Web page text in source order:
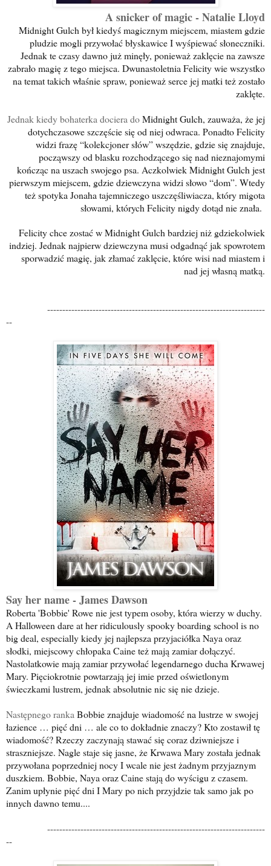
A snicker of magic - Natalie Lloyd
Midnight Gulch był kiedyś magicznym miejscem, miastem gdzie
pludzie mogli przywołać błyskawice I wyśpiewać słoneczniki.
Jednak te czasy dawno już minęły, ponieważ zaklęcie na zawsze
zabrało magię z tego miejsca. Dwunastoletnia Felicity wie wszystko
na temat takich właśnie spraw, ponieważ serce jej matki też zostało
zaklęte.
Jednak kiedy bohaterka dociera doMidnight Gulch, zauważa, że jej
dotychczasowe szczęście się od niej odwraca. Ponadto Felicity
widzi frazę “kolekcjoner słów” wszędzie, gdzie się znajduje,
począwszy od blasku rozchodzącego się nad nieznajomymi
kończąc na uszach swojego psa. Aczkolwiek Midnight Gulch jest
pierwszym miejscem, gdzie dziewczyna widzi słowo “dom”. Wtedy
też spotyka Jonaha tajemniczego uszczęśliwiacza, który migota
słowami, których Felicity nigdy dotąd nie znała.
Felicity chce zostać w Midnight Gulch bardziej niż gdziekolwiek
indziej. Jednak najpierw dziewczyna musi odgadnąć jak spowrotem
sporwadzić magię, jak złamać zaklęcie, które wisi nad miastem i
nad jej własną matką.
------------------------------------------------------------------------
--
Say her name - James Dawson
Roberta 'Bobbie' Rowe nie jest typem osoby, która wierzy w duchy.
A Halloween dare at her ridiculously spooky boarding school is no
big deal, especially kiedy jej najlepsza przyjaciółka Naya oraz
słodki, miejscowy chłopaka Caine też mają zamiar dołączyć.
Nastolatkowie mają zamiar przywołać legendarnego ducha Krwawej
Mary. Pięciokrotnie powtarzają jej imie przed oświetlonym
świeczkami lustrem, jednak absolutnie nic się nie dzieje.
Następnego ranka Bobbie znajduje wiadomość na lustrze w swojej
łazience … pięć dni … ale co to dokładnie znaczy? Kto zostawił tę
wiadomość? Rzeczy zaczynają stawać się coraz dziwniejsze i
straszniejsze. Nagle staje się jasne, że Krwawa Mary została jednak
przywołana poprzedniej nocy I wcale nie jest żadnym przyjaznym
duszkiem. Bobbie, Naya oraz Caine stają do wyścigu z czasem.
Zanim upłynie pięć dni I Mary po nich przyjdzie tak samo jak po
innych dawno temu....
------------------------------------------------------------------------
--